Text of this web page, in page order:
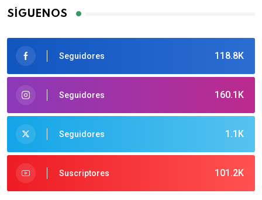
SÍGUENOS
118.8K
Seguidores
160.1K
Seguidores
1.1K
Seguidores
101.2K
Suscriptores